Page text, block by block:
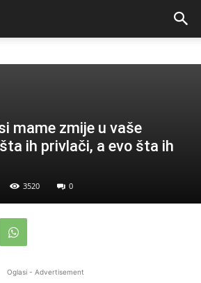
mame zmije u vaše
ih privlači, a evo šta ih
3520 0
Oglasi - Advertisement